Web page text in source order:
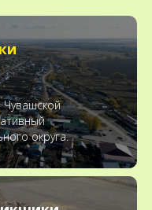
Чувашской
округа.